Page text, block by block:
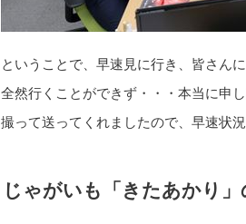
ということで、早速見に行き、皆さん
全然行くことができず・・・本当に申
撮って送ってくれましたので、早速状
じゃがいも「きたあかり」